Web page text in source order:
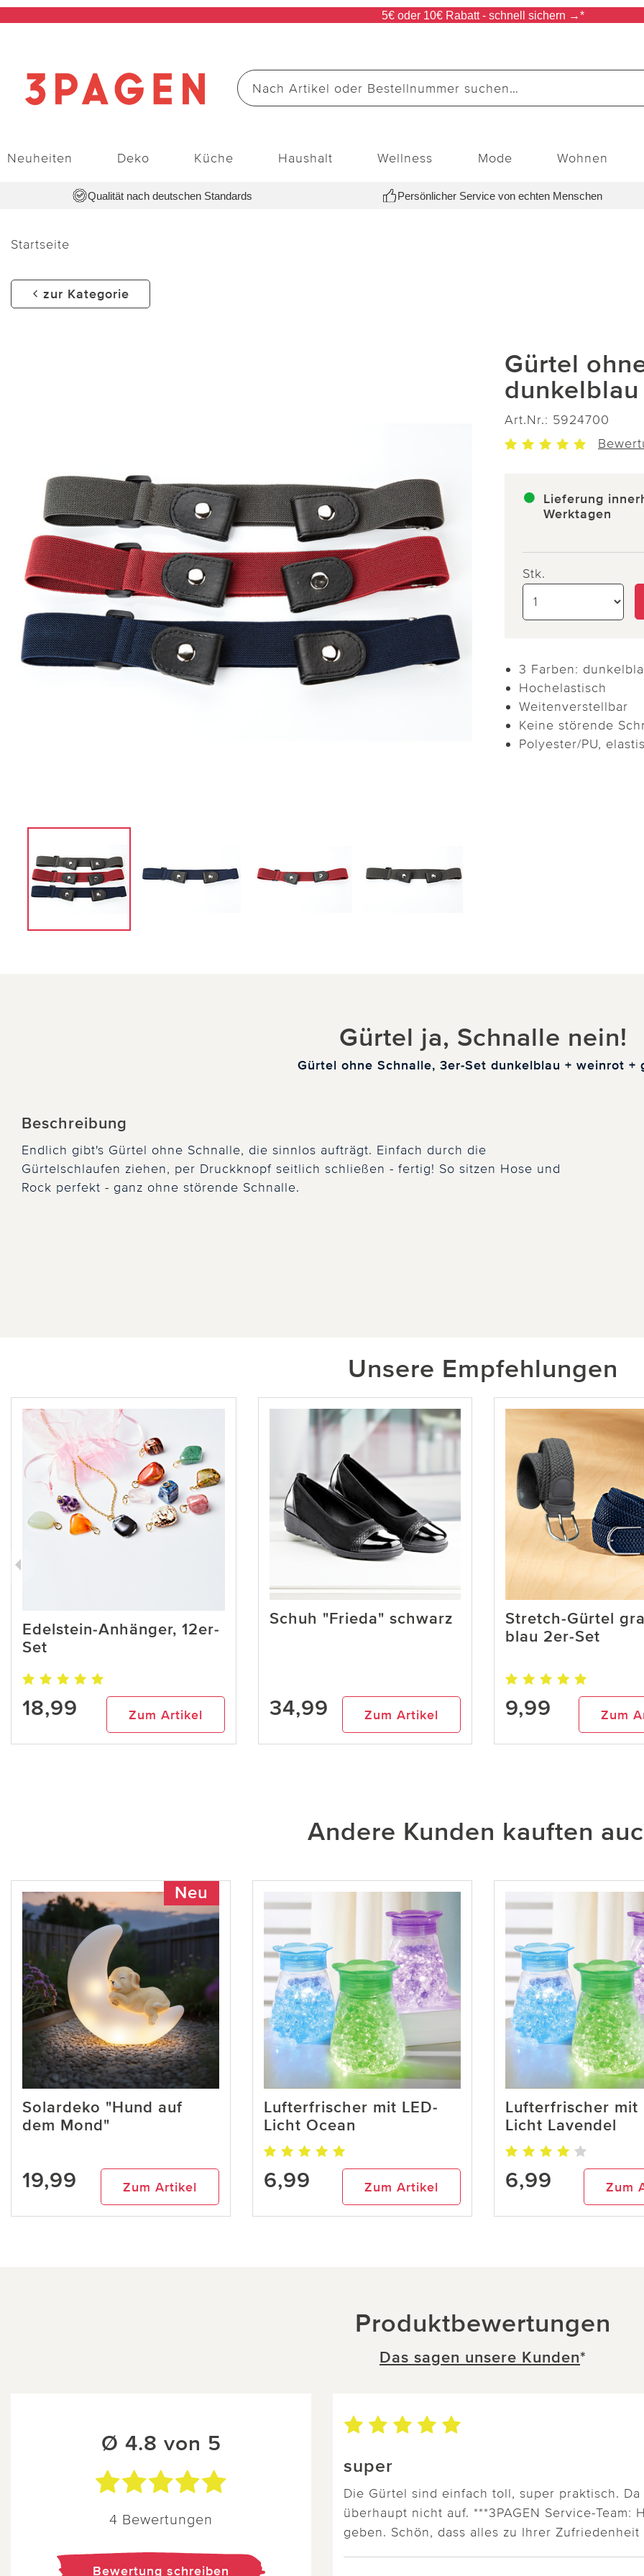
5€ oder 10€ Rabatt - schnell sichern →*
Neuheiten Deko Küche Haushalt Wellness Mode Wohnen
Qualität nach deutschen Standards Persönlicher Service von echten Menschen
Startseite
zur Kategorie
Gürtel
Art.Nr.: 5924700
Lieferung
Werktagen
Stk.
3 Farben:
Hochelastisch
Weitenverstellbar
Keine störende
Polyester/PU,
Gürtel ja, Schnalle nein!
Gürtel ohne Schnalle, 3er-Set dunkelblau + weinrot +
Beschreibung
Endlich gibt's Gürtel ohne Schnalle, die sinnlos aufträgt. Einfach durch die
Gürtelschlaufen ziehen, per Druckknopf seitlich schließen - fertig! So sitzen Hose und
Rock perfekt - ganz ohne störende Schnalle.
Unsere Empfehlungen
Edelstein-Anhänger, 12er-
Set
18,99 Zum Artikel
Schuh "Frieda" schwarz
34,99 Zum Artikel
Stretch-Gürtel
blau 2er-Set
9,99 Zum
Andere Kunden kauften
Neu
Solardeko "Hund auf
dem Mond"
19,99 Zum Artikel
Lufterfrischer mit LED-
Licht Ocean
6,99 Zum Artikel
Lufterfrischer mit
Licht Lavendel
6,99 Zum
Produktbewertungen
Das sagen unsere Kunden*
Ø 4.8 von 5
4 Bewertungen
Bewertung schreiben
super
Die Gürtel sind einfach toll, super praktisch.
überhaupt nicht auf. ***3PAGEN Service-
geben. Schön, dass alles zu Ihrer